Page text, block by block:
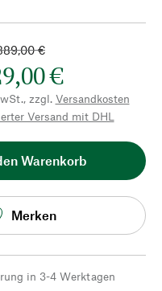
€
€
zzgl. Versandkosten
Versand mit DHL
Warenkorb
Merken
in 3-4 Werktagen